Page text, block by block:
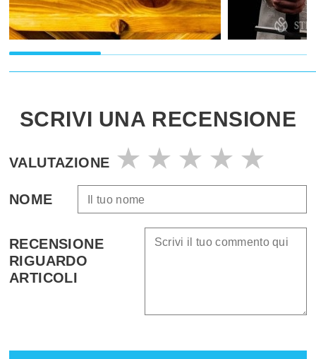
SCRIVI UNA RECENSIONE
VALUTAZIONE
NOME
RECENSIONE
RIGUARDO
ARTICOLI